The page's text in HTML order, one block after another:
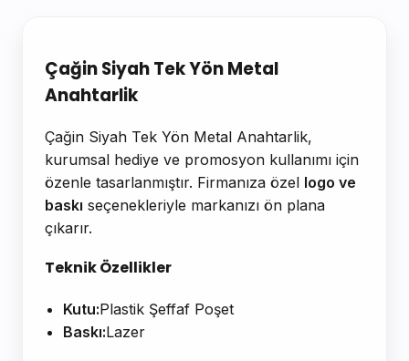
Çağin Siyah Tek Yön Metal
Anahtarlik
Çağin Siyah Tek Yön Metal Anahtarlik,
kurumsal hediye ve promosyon kullanımı için
özenle tasarlanmıştır. Firmanıza özel logo ve
baskı seçenekleriyle markanızı ön plana
çıkarır.
Teknik Özellikler
Kutu:Plastik Şeffaf Poşet
Baskı:Lazer